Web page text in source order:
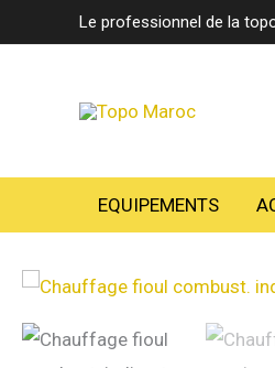
au
Le professionnel de la
EQUIPEMENTS